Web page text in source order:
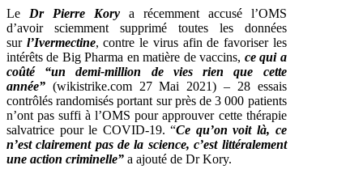
Le Dr Pierre Korya récemment accusé l’OMS
d’avoir sciemment supprimé toutes les données
sur l’Ivermectine, contre le virus afin de favoriser les
intérêts de Big Pharma en matière de vaccins, ce qui a
coûté “un demi-million de vies rien que cette
année” (wikistrike.com 27 Mai 2021) – 28 essais
contrôlés randomisés portant sur près de 3 000 patients
n’ont pas suffi à l’OMS pour approuver cette thérapie
salvatrice pour le COVID-19. “Ce qu’on voit là, ce
n’est clairement pas de la science, c’est littéralement
une action criminelle” a ajouté de Dr Kory.